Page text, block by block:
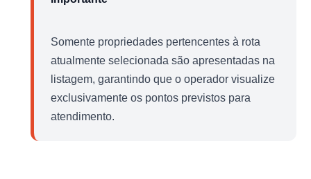
Somente propriedades pertencentes à rota
atualmente selecionada são apresentadas na
listagem, garantindo que o operador visualize
exclusivamente os pontos previstos para
atendimento.